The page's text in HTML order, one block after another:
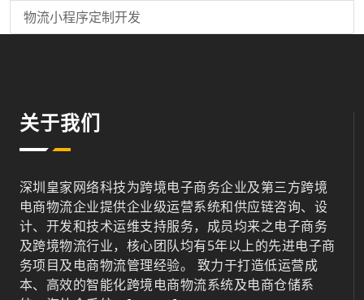
物流小程序定制开发
关于我们
深圳皇家网络科技为跨境电子商务企业及第三方跨境
电商物流企业提供企业级运营系统和供应链咨询、设
计、开发和技术运维支持服务，成员均来之电子商务
及跨境物流行业，核心团队均有5年以上的先进电子商
务项目及电商物流管理经验。 致力于打造低运营成
本、高效的智能化跨境电商物流系统及电商仓储系